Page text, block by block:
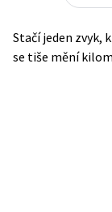
Stačí jeden zvyk,
se tiše mění